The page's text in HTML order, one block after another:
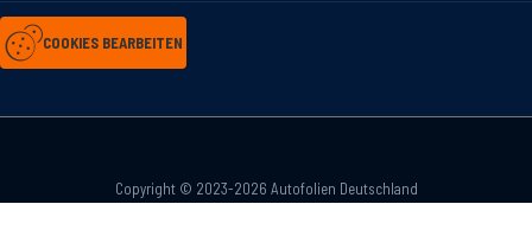
COOKIES BEARBEITEN
Copyright © 2023-2026 Autofolien Deutschland